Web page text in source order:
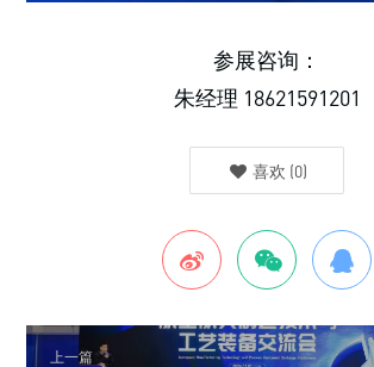
参展咨询：
朱经理 18621591201
喜欢 (0)
上一篇